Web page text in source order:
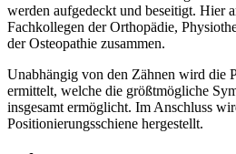
werden aufgedeckt und beseitigt. Hier
Fachkollegen der Orthopädie,
der Osteopathie zusammen.
Unabhängig von den Zähnen wird die
ermittelt, welche die größtmögliche
insgesamt ermöglicht. Im Anschluss
Positionierungsschiene hergestellt.